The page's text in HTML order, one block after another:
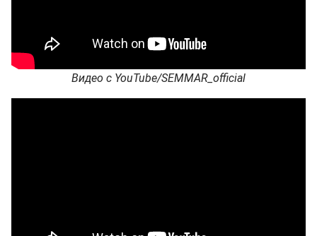
Видео с YouTube/SEMMAR_official